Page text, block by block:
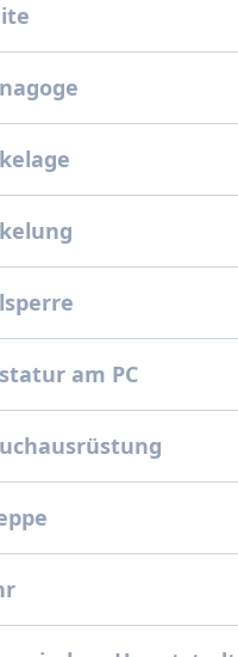
am PC